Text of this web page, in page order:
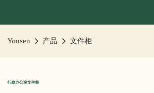
Yousen 产品 文件柜
行政办公室文件柜